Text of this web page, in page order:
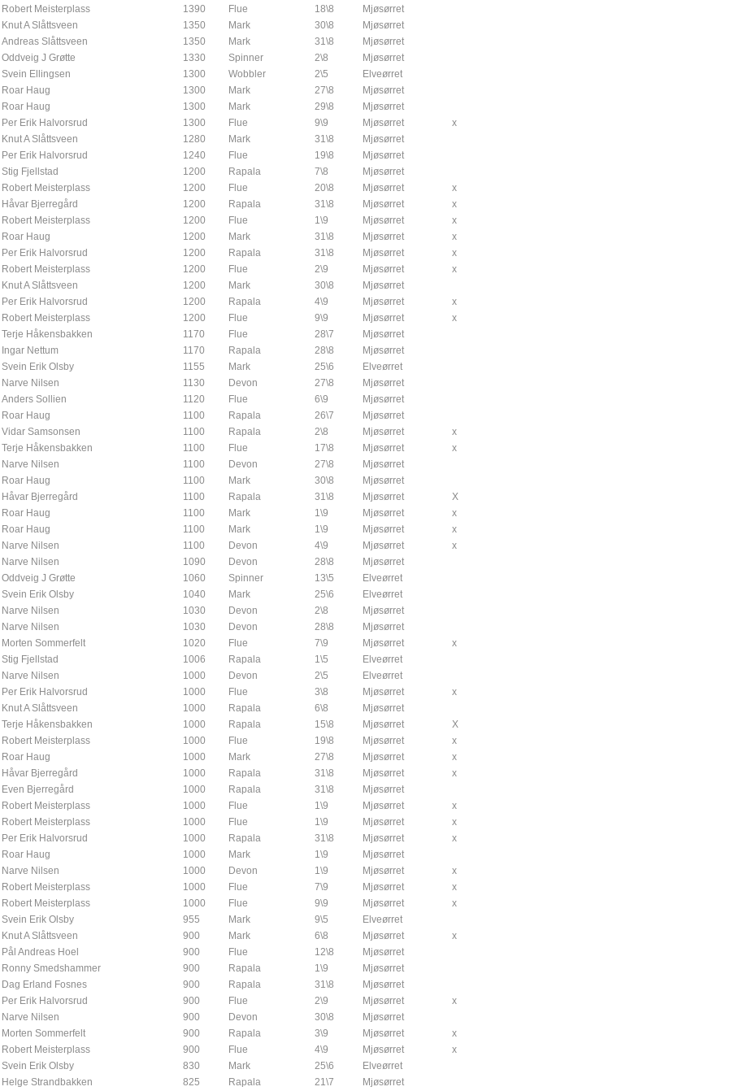
Robert Meisterplass
1390 Flue 18\8
Mjøsørret
Knut A Slåttsveen
1350 Mark 30\8
Mjøsørret
Andreas Slåttsveen
1350 Mark 31\8
Mjøsørret
Oddveig J Grøtte
1330 Spinner 2\8
Mjøsørret
Svein Ellingsen
1300 Wobbler 2\5
Elveørret
Roar Haug
1300 Mark 27\8
Mjøsørret
Roar Haug
1300 Mark 29\8
Mjøsørret
Per Erik Halvorsrud
1300 Flue 9\9 Mjøsørret
x
Knut A Slåttsveen
1280 Mark 31\8
Mjøsørret
Per Erik Halvorsrud
1240 Flue 19\8
Mjøsørret
Stig Fjellstad
1200 Rapala 7\8
Mjøsørret
Robert Meisterplass
1200 Flue 20\8 Mjøsørret
x
Håvar Bjerregård
1200 Rapala 31\8 Mjøsørret
x
Robert Meisterplass
1200 Flue 1\9 Mjøsørret
x
Roar Haug
1200 Mark 31\8 Mjøsørret
x
Per Erik Halvorsrud
1200 Rapala 31\8 Mjøsørret
x
Robert Meisterplass
1200 Flue 2\9 Mjøsørret
x
Knut A Slåttsveen
1200 Mark 30\8
Mjøsørret
Per Erik Halvorsrud
1200 Rapala 4\9 Mjøsørret
x
Robert Meisterplass
1200 Flue 9\9 Mjøsørret
x
Terje Håkensbakken
1170 Flue 28\7
Mjøsørret
Ingar Nettum
1170 Rapala 28\8
Mjøsørret
Svein Erik Olsby
1155 Mark 25\6
Elveørret
Narve Nilsen
1130 Devon 27\8
Mjøsørret
Anders Sollien
1120 Flue 6\9
Mjøsørret
Roar Haug
1100 Rapala 26\7
Mjøsørret
Vidar Samsonsen
1100 Rapala 2\8 Mjøsørret
x
Terje Håkensbakken
1100 Flue 17\8 Mjøsørret
x
Narve Nilsen
1100 Devon 27\8
Mjøsørret
Roar Haug
1100 Mark 30\8
Mjøsørret
Håvar Bjerregård
1100 Rapala 31\8 Mjøsørret
X
Roar Haug
1100 Mark 1\9 Mjøsørret
x
Roar Haug
1100 Mark 1\9 Mjøsørret
x
Narve Nilsen
1100 Devon 4\9 Mjøsørret
x
Narve Nilsen
1090 Devon 28\8
Mjøsørret
Oddveig J Grøtte
1060 Spinner 13\5
Elveørret
Svein Erik Olsby
1040 Mark 25\6
Elveørret
Narve Nilsen
1030 Devon 2\8
Mjøsørret
Narve Nilsen
1030 Devon 28\8
Mjøsørret
Morten Sommerfelt
1020 Flue 7\9 Mjøsørret
x
Stig Fjellstad
1006 Rapala 1\5
Elveørret
Narve Nilsen
1000 Devon 2\5
Elveørret
Per Erik Halvorsrud
1000 Flue 3\8 Mjøsørret
x
Knut A Slåttsveen
1000 Rapala 6\8
Mjøsørret
Terje Håkensbakken
1000 Rapala 15\8 Mjøsørret
X
Robert Meisterplass
1000 Flue 19\8 Mjøsørret
x
Roar Haug
1000 Mark 27\8 Mjøsørret
x
Håvar Bjerregård
1000 Rapala 31\8 Mjøsørret
x
Even Bjerregård
1000 Rapala 31\8
Mjøsørret
Robert Meisterplass
1000 Flue 1\9 Mjøsørret
x
Robert Meisterplass
1000 Flue 1\9 Mjøsørret
x
Per Erik Halvorsrud
1000 Rapala 31\8 Mjøsørret
x
Roar Haug
1000 Mark 1\9
Mjøsørret
Narve Nilsen
1000 Devon 1\9 Mjøsørret
x
Robert Meisterplass
1000 Flue 7\9 Mjøsørret
x
Robert Meisterplass
1000 Flue 9\9 Mjøsørret
x
Svein Erik Olsby
955 Mark 9\5
Elveørret
Knut A Slåttsveen
900 Mark 6\8 Mjøsørret
x
Pål Andreas Hoel
900 Flue 12\8
Mjøsørret
Ronny Smedshammer
900 Rapala 1\9
Mjøsørret
Dag Erland Fosnes
900 Rapala 31\8
Mjøsørret
Per Erik Halvorsrud
900 Flue 2\9 Mjøsørret
x
Narve Nilsen
900 Devon 30\8
Mjøsørret
Morten Sommerfelt
900 Rapala 3\9 Mjøsørret
x
Robert Meisterplass
900 Flue 4\9 Mjøsørret
x
Svein Erik Olsby
830 Mark 25\6
Elveørret
Helge Strandbakken
825 Rapala 21\7 Mjøsørret